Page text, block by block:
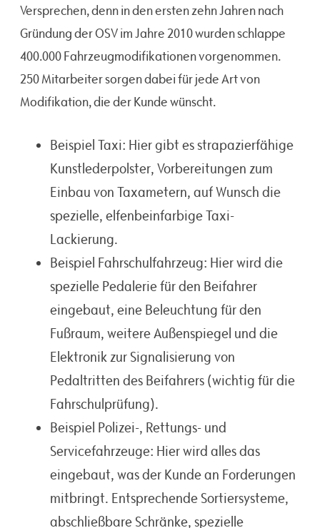
Versprechen, denn in den ersten zehn Jahren nach
Gründung der OSV im Jahre 2010 wurden schlappe
400.000 Fahrzeugmodifikationen vorgenommen.
250 Mitarbeiter sorgen dabei für jede Art von
Modifikation, die der Kunde wünscht.
Beispiel Taxi: Hier gibt es strapazierfähige
Kunstlederpolster, Vorbereitungen zum
Einbau von Taxametern, auf Wunsch die
spezielle, elfenbeinfarbige Taxi-
Lackierung.
Beispiel Fahrschulfahrzeug: Hier wird die
spezielle Pedalerie für den Beifahrer
eingebaut, eine Beleuchtung für den
Fußraum, weitere Außenspiegel und die
Elektronik zur Signalisierung von
Pedaltritten des Beifahrers (wichtig für die
Fahrschulprüfung).
Beispiel Polizei-, Rettungs- und
Servicefahrzeuge: Hier wird alles das
eingebaut, was der Kunde an Forderungen
mitbringt. Entsprechende Sortiersysteme,
abschließbare Schränke, spezielle